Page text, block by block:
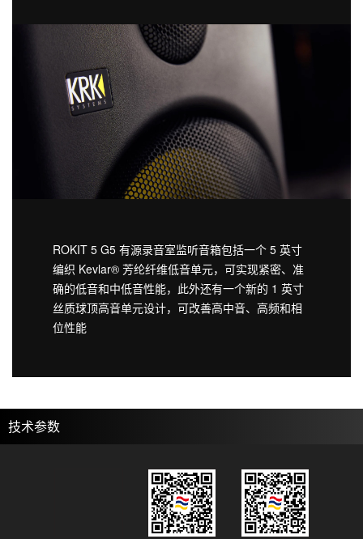
ROKIT 5 G5 有源录音室监听音箱包括一个 5 英寸
编织 Kevlar® 芳纶纤维低音单元，可实现紧密、准
确的低音和中低音性能，此外还有一个新的 1 英寸
丝质球顶高音单元设计，可改善高中音、高频和相
位性能
技术参数